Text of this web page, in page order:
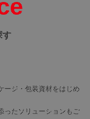
す
ージ・包装資材をはじめ
ったソリューションもご